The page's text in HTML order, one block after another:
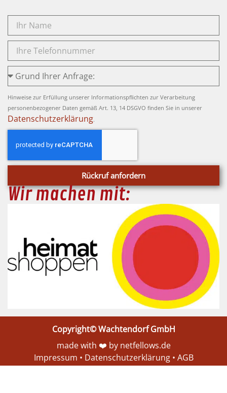
Hinweise zur Erfüllung unserer Informationspflichten zur Verarbeitung
personenbezogener Daten gemäß Art. 13, 14 DSGVO finden Sie in unserer
Datenschutzerklärung.
Rückruf anfordern
Wir machen mit:
Copyright© Wachtendorf GmbH
made with ❤️ by netfellows.de
Impressum • Datenschutzerklärung• AGB